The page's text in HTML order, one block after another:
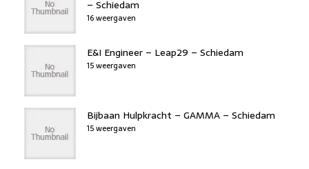
– Schiedam
16 weergaven
E&I Engineer – Leap29 – Schiedam
15 weergaven
Bijbaan Hulpkracht – GAMMA – Schiedam
15 weergaven